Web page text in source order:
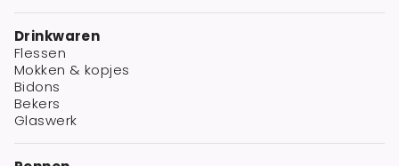
Drinkwaren
Flessen
Mokken & kopjes
Bidons
Bekers
Glaswerk